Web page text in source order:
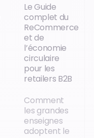
Le Guide
complet du
ReCommerce
et de
l’économie
circulaire
pour les
retailers B2B
Comment
les grandes
enseignes
adoptent le